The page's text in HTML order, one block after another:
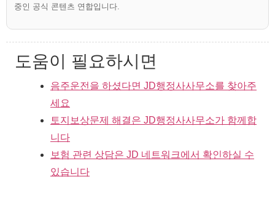
중인 공식 콘텐츠 연합입니다.
도움이 필요하시면
음주운전을 하셨다면 JD행정사사무소를 찾아주
세요
토지보상문제 해결은 JD행정사사무소가 함께합
니다
보험 관련 상담은 JD 네트워크에서 확인하실 수
있습니다